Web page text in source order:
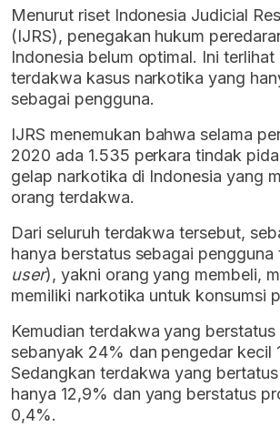
Menurut riset Indonesia Judicial
(IJRS), penegakan hukum
Indonesia belum optimal. Ini
terdakwa kasus narkotika yang
sebagai pengguna.
IJRS menemukan bahwa selama
2020 ada 1.535 perkara tindak
gelap narkotika di Indonesia yang
orang terdakwa.
Dari seluruh terdakwa tersebut,
hanya berstatus sebagai pengguna
user), yakni orang yang membeli,
memiliki narkotika untuk konsumsi
Kemudian terdakwa yang berstatus
sebanyak 24% dan pengedar kecil
Sedangkan terdakwa yang
hanya 12,9% dan yang berstatus
0,4%.